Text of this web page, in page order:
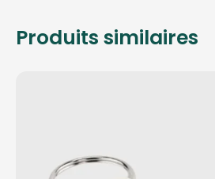
Produits similaires